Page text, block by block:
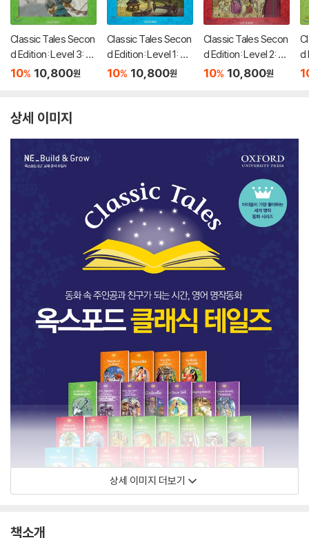
Classic Tales Secon
d Edition: Level 3: M
ulan Audio Pack
10% 10,800원
Classic Tales Secon
d Edition: Level 1: Th
e Shoemaker and th
10% 10,800원
Classic Tales Secon
d Edition: Level 2: Th
e Two Brothers and
10% 10,800원
d
상세 이미지
상세 이미지 더보기
책소개